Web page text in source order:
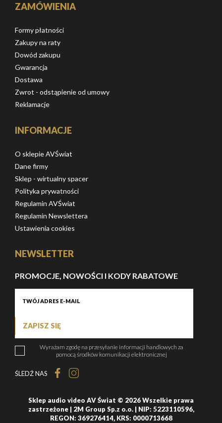
ZAMÓWIENIA
Formy płatności
Zakupy na raty
Dowód zakupu
Gwarancja
Dostawa
Zwrot - odstąpienie od umowy
Reklamacje
INFORMACJE
O sklepie AVŚwiat
Dane firmy
Sklep - wirtualny spacer
Polityka prywatności
Regulamin AVŚwiat
Regulamin Newslettera
Ustawienia cookies
NEWSLETTER
PROMOCJE, NOWOŚCI I KODY RABATOWE
ZAPISZ SIĘ
Wyrażam zgodę na przesyłanie informacji handlowych za
pomocą środków komunikacji elektronicznej
ŚLEDŹ NAS
Sklep audio video AV Świat © 2026 Wszelkie prawa
zastrzeżone | 2M Group Sp.z o.o. | NIP: 5223110596,
REGON: 369276414, KRS: 0000713668